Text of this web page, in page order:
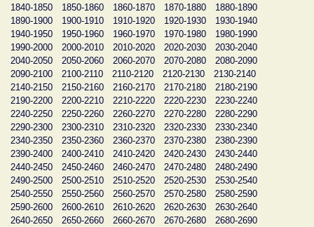
1840-1850
1850-1860 1860-1870 1870-1880
1880-1890
1890-1900
1900-1910 1910-1920 1920-1930
1930-1940
1940-1950
1950-1960 1960-1970 1970-1980
1980-1990
1990-2000
2000-2010 2010-2020 2020-2030
2030-2040
2040-2050
2050-2060 2060-2070 2070-2080
2080-2090
2090-2100
2100-2110 2110-2120 2120-2130
2130-2140
2140-2150
2150-2160 2160-2170 2170-2180
2180-2190
2190-2200
2200-2210 2210-2220 2220-2230
2230-2240
2240-2250
2250-2260 2260-2270 2270-2280
2280-2290
2290-2300
2300-2310 2310-2320 2320-2330
2330-2340
2340-2350
2350-2360 2360-2370 2370-2380
2380-2390
2390-2400
2400-2410 2410-2420 2420-2430
2430-2440
2440-2450
2450-2460 2460-2470 2470-2480
2480-2490
2490-2500
2500-2510 2510-2520 2520-2530
2530-2540
2540-2550
2550-2560 2560-2570 2570-2580
2580-2590
2590-2600
2600-2610 2610-2620 2620-2630
2630-2640
2640-2650
2650-2660 2660-2670 2670-2680
2680-2690